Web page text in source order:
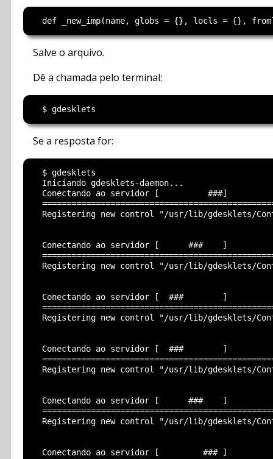
Salve o arquivo.
Dê a chamada pelo terminal:
Se a resposta for:
  $ gdesklets
  Iniciando gdesklets-daemon...
  Conectando ao servidor [          ###]
Registering new control "/usr/lib/gdesklets/
  Conectando ao servidor [      ###    ]
Registering new control "/usr/lib/gdesklets/
  Conectando ao servidor [  ###        ]
Registering new control "/usr/lib/gdesklets/
  Conectando ao servidor [  ###        ]
Registering new control "/usr/lib/gdesklets/
  Conectando ao servidor [      ###    ]
Registering new control "/usr/lib/gdesklets/
  Conectando ao servidor [         ### ]